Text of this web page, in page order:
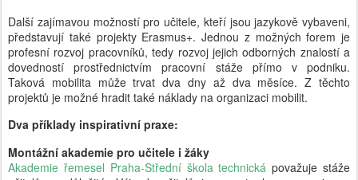
Další zajímavou možností pro učitele, kteří jsou jazykově vybaveni,
představují také projekty Erasmus+. Jednou z možných forem je
profesní rozvoj pracovníků, tedy rozvoj jejich odborných znalostí a
dovedností prostřednictvím pracovní stáže přímo v podniku.
Taková mobilita může trvat dva dny až dva měsíce. Z těchto
projektů je možné hradit také náklady na organizaci mobilit.
Dva příklady inspirativní praxe:
Montážní akademie pro učitele i žáky
Akademie řemesel Praha-Střední škola technická považuje stáže